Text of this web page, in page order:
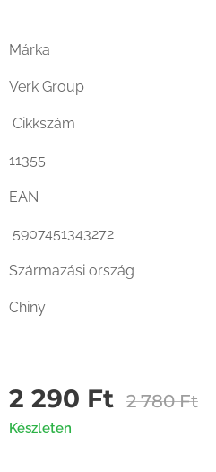
Márka
Verk Group
Cikkszám
11355
EAN
5907451343272
Származási ország
Chiny
2 290 Ft 2 780Ft
Készleten